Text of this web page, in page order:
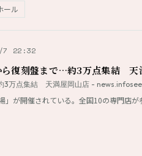
ール
7 22:32
復刻盤まで…約3万点集結 天
3万点集結 天満屋岡山店 -
が開催されている。全国10の専門店